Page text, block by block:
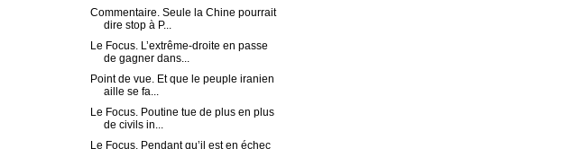
Commentaire. Seule la Chine pourrait
dire stop à P...
Le Focus. L’extrême-droite en passe
de gagner dans...
Point de vue. Et que le peuple iranien
aille se fa...
Le Focus. Poutine tue de plus en plus
de civils in...
Le Focus. Pendant qu’il est en échec